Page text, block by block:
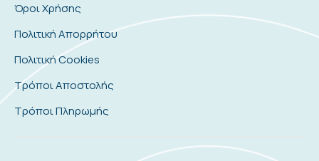
Όροι Χρήσης
Πολιτική Απορρήτου
Πολιτική Cookies
Τρόποι Αποστολής
Τρόποι Πληρωμής